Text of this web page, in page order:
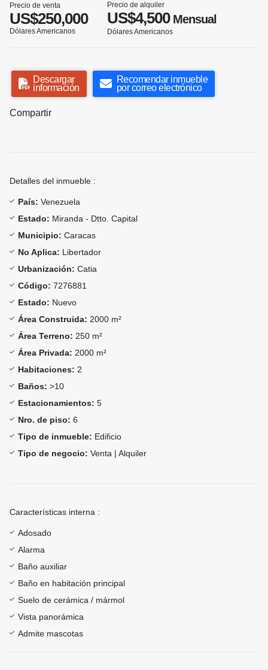
Precio de venta
US$250,000
Dólares Americanos
Precio de alquiler
US$4,500Mensual
Dólares Americanos
Descargar
información
Recomendar inmueble
por correo electrónico
Compartir
Detalles del inmueble :
País: Venezuela
Estado: Miranda - Dtto. Capital
Municipio: Caracas
No Aplica: Libertador
Urbanización: Catia
Código: 7276881
Estado: Nuevo
Área Construida: 2000 m²
Área Terreno: 250 m²
Área Privada: 2000 m²
Habitaciones: 2
Baños: >10
Estacionamientos: 5
Nro. de piso: 6
Tipo de inmueble: Edificio
Tipo de negocio: Venta | Alquiler
Características interna :
Adosado
Alarma
Baño auxiliar
Baño en habitación principal
Suelo de cerámica / mármol
Vista panorámica
Admite mascotas